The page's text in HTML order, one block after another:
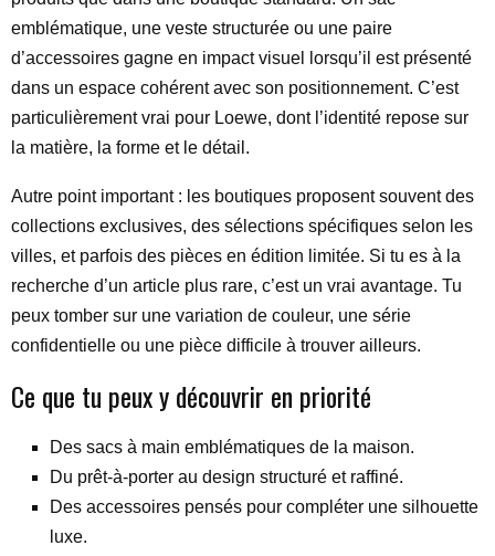
emblématique, une veste structurée ou une paire
d’accessoires gagne en impact visuel lorsqu’il est présenté
dans un espace cohérent avec son positionnement. C’est
particulièrement vrai pour Loewe, dont l’identité repose sur
la matière, la forme et le détail.
Autre point important : les boutiques proposent souvent des
collections exclusives, des sélections spécifiques selon les
villes, et parfois des pièces en édition limitée. Si tu es à la
recherche d’un article plus rare, c’est un vrai avantage. Tu
peux tomber sur une variation de couleur, une série
confidentielle ou une pièce difficile à trouver ailleurs.
Ce que tu peux y découvrir en priorité
Des sacs à main emblématiques de la maison.
Du prêt-à-porter au design structuré et raffiné.
Des accessoires pensés pour compléter une silhouette
luxe.